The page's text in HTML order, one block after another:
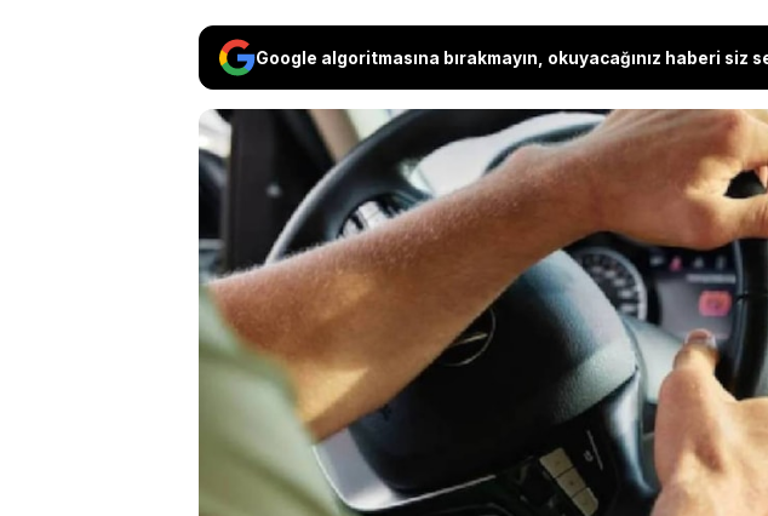
Google algoritmasına bırakmayın, okuyacağınız haberi siz
İkinci el araç almayı düşünenlere
Otomobil piyasası yoğun ilgi görmeye
modellerin el değiştirmesi diğerlerine
Uzmanlar, bu araçları satın almayı
önce bir kez daha düşünmeleri gerektiğini